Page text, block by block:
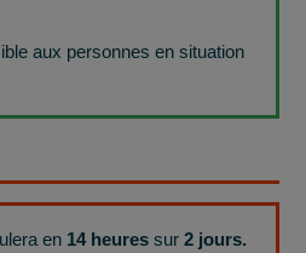
aux personnes en situation
en 14 heures sur 2 jours.